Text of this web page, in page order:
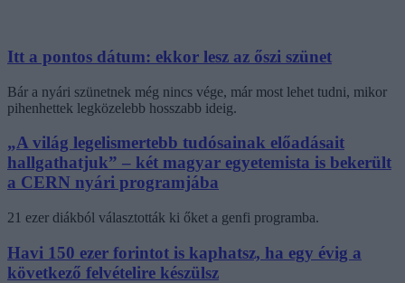
Itt a pontos dátum: ekkor lesz az őszi szünet
Bár a nyári szünetnek még nincs vége, már most lehet tudni, mikor
pihenhettek legközelebb hosszabb ideig.
„A világ legelismertebb tudósainak előadásait
hallgathatjuk” – két magyar egyetemista is bekerült
a CERN nyári programjába
21 ezer diákból választották ki őket a genfi programba.
Havi 150 ezer forintot is kaphatsz, ha egy évig a
következő felvételire készülsz